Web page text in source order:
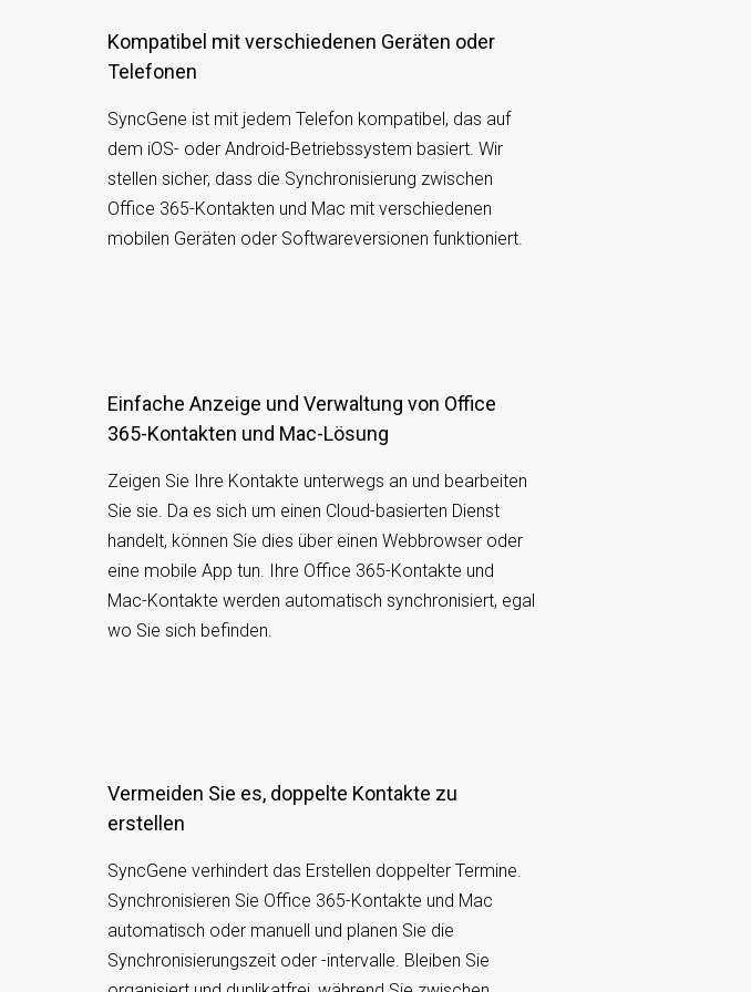
Kompatibel mit verschiedenen Geräten oder
Telefonen
SyncGene ist mit jedem Telefon kompatibel, das auf
dem iOS- oder Android-Betriebssystem basiert. Wir
stellen sicher, dass die Synchronisierung zwischen
Office 365-Kontakten und Mac mit verschiedenen
mobilen Geräten oder Softwareversionen funktioniert.
Einfache Anzeige und Verwaltung von Office
365-Kontakten und Mac-Lösung
Zeigen Sie Ihre Kontakte unterwegs an und bearbeiten
Sie sie. Da es sich um einen Cloud-basierten Dienst
handelt, können Sie dies über einen Webbrowser oder
eine mobile App tun. Ihre Office 365-Kontakte und
Mac-Kontakte werden automatisch synchronisiert, egal
wo Sie sich befinden.
Vermeiden Sie es, doppelte Kontakte zu
erstellen
SyncGene verhindert das Erstellen doppelter Termine.
Synchronisieren Sie Office 365-Kontakte und Mac
automatisch oder manuell und planen Sie die
Synchronisierungszeit oder -intervalle. Bleiben Sie